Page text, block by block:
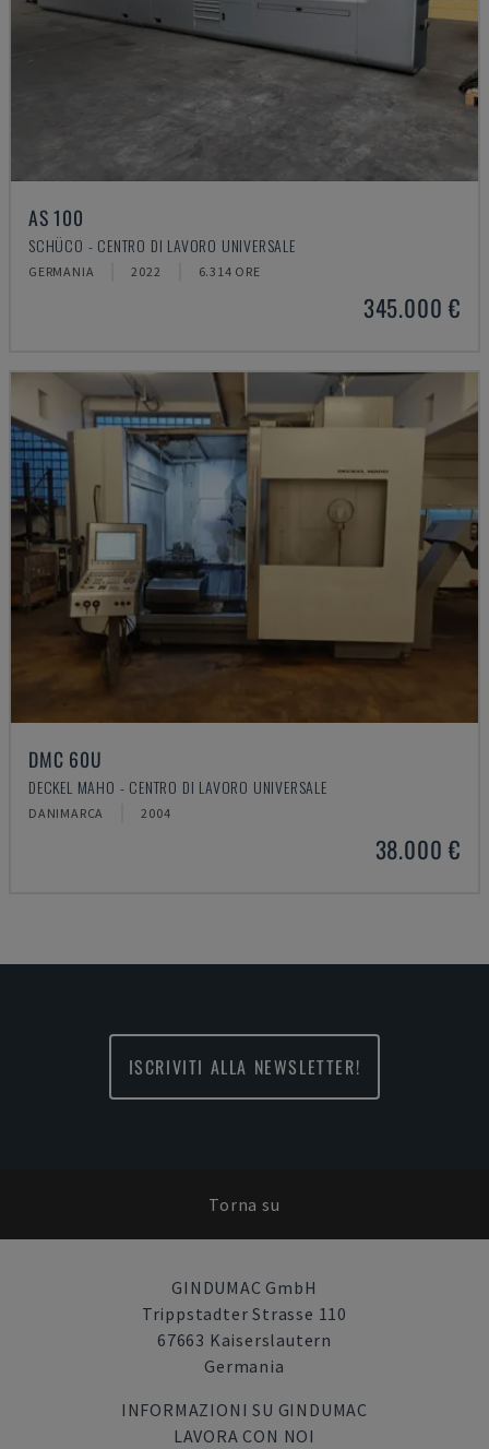
AS 100
SCHÜCO - CENTRO DI LAVORO UNIVERSALE
GERMANIA 2022 6.314 ORE
345.000 €
DMC 60U
DECKEL MAHO - CENTRO DI LAVORO UNIVERSALE
DANIMARCA 2004
38.000 €
ISCRIVITI ALLA NEWSLETTER!
Torna su
GINDUMAC GmbH
Trippstadter Strasse 110
67663 Kaiserslautern
Germania
INFORMAZIONI SU GINDUMAC
LAVORA CON NOI